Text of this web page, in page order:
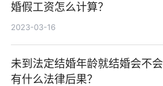
婚假工资怎么计算？
2023-03-16
未到法定结婚年龄就结婚会不会
有什么法律后果？